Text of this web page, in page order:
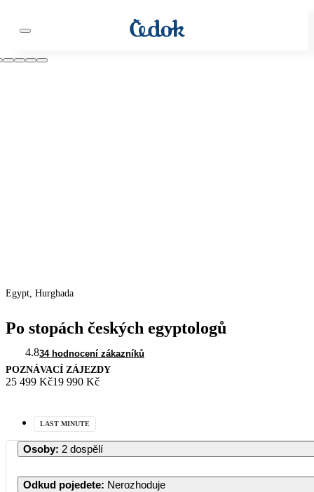
Egypt, Hurghada
Po stopách českých egyptologů
4.834 hodnocení zákazníků
POZNÁVACÍ ZÁJEZDY
25 499 Kč19 990 Kč
LAST MINUTE
Osoby: 2 dospělí
Odkud pojedete: Nerozhoduje